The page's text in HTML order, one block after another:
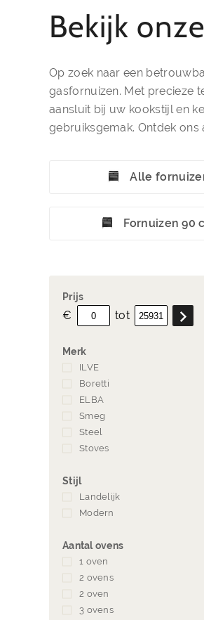
Bekijk onze
Op zoek naar een
gasfornuizen. Met precieze
aansluit bij uw kookstijl en
gebruiksgemak. Ontdek
Alle
Fornuizen 90
Prijs
€ tot
Merk
ILVE
Boretti
ELBA
Smeg
Steel
Stoves
Stijl
Landelijk
Modern
Aantal ovens
1 oven
2 ovens
2 oven
3 ovens